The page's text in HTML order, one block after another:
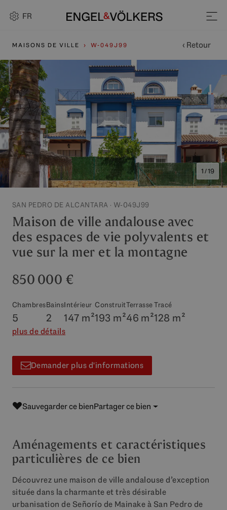
FR
MAISONS DE VILLE W-049J99 ‹ Retour
1 / 19
SAN PEDRO DE ALCANTARA · W-049J99
Maison de ville andalouse avec
des espaces de vie polyvalents et
vue sur la mer et la montagne
850 000 €
Chambres
5
Bains
2
Intérieur
147 m²
Construit
193 m²
Terrasse
46 m²
Tracé
128 m²
plus de détails
Demander plus d'informations
Sauvegarder ce bienPartager ce bien
Aménagements et caractéristiques
particulières de ce bien
Découvrez une maison de ville andalouse d’exception
située dans la charmante et très désirable
urbanisation de Señorío de Mainake à San Pedro de